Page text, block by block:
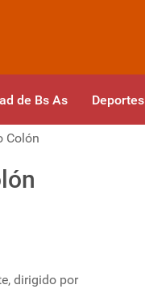
de Bs As Deportes
Colón
dirigido por